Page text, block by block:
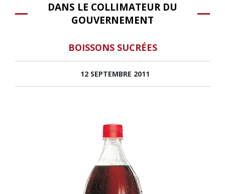
DANS LE COLLIMATEUR DU
GOUVERNEMENT
BOISSONS SUCRÉES
12 SEPTEMBRE 2011